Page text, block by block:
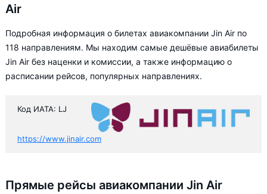
Air
Подробная информация о билетах авиакомпании Jin Air по
118 направлениям. Мы находим самые дешёвые авиабилеты
Jin Air без наценки и комиссии, а также информацию о
расписании рейсов, популярных направлениях.
Код ИАТА: LJ
https://www.jinair.com
Прямые рейсы авиакомпании Jin Air